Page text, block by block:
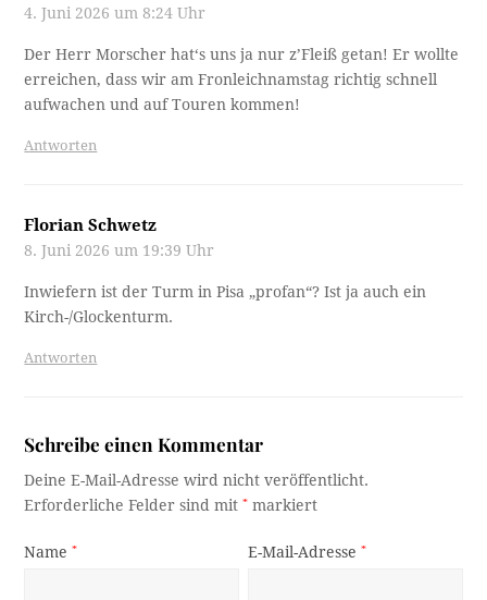
4. Juni 2026 um 8:24 Uhr
Der Herr Morscher hat‘s uns ja nur z’Fleiß getan! Er wollte
erreichen, dass wir am Fronleichnamstag richtig schnell
aufwachen und auf Touren kommen!
Antworten
Florian Schwetz
8. Juni 2026 um 19:39 Uhr
Inwiefern ist der Turm in Pisa „profan“? Ist ja auch ein
Kirch-/Glockenturm.
Antworten
Schreibe einen Kommentar
Deine E-Mail-Adresse wird nicht veröffentlicht.
Erforderliche Felder sind mit* markiert
Name* E-Mail-Adresse*